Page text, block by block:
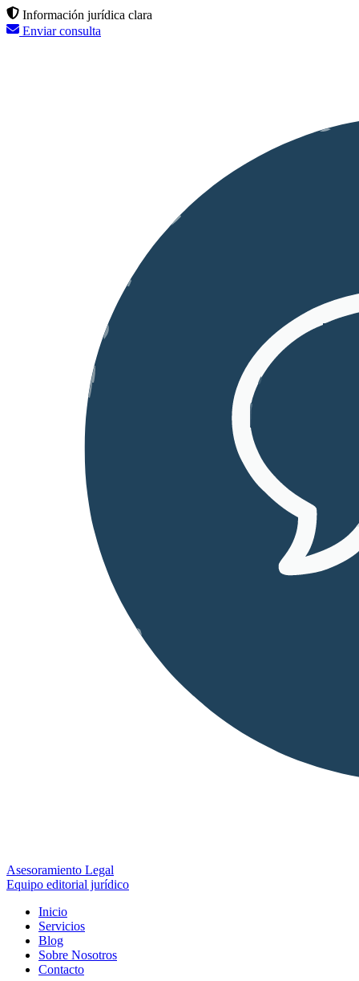
Información jurídica clara
Enviar consulta
Asesoramiento Legal
Equipo editorial jurídico
Inicio
Servicios
Blog
Sobre Nosotros
Contacto